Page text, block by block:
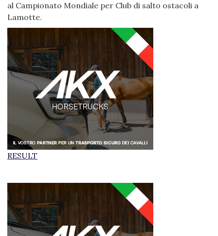
al Campionato Mondiale per Club di salto ostacoli a
Lamotte.
RESULT